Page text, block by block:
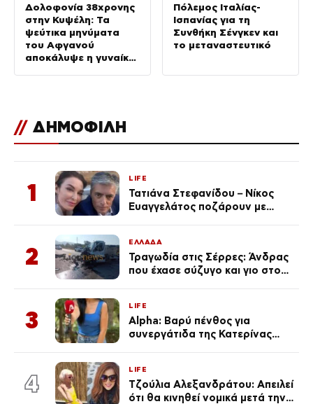
Δολοφονία 38χρονης
στην Κυψέλη: Τα
ψεύτικα μηνύματα
του Αφγανού
αποκάλυψε η γυναίκα
Πόλεμος Ιταλίας-
Ισπανίας για τη
Συνθήκη Σένγκεν και
το μεταναστευτικό
// ΔΗΜΟΦΙΛΗ
1
LIFE
Τατιάνα Στεφανίδου – Νίκος
Ευαγγελάτος ποζάρουν με
2
ΕΛΛΑΔΑ
Τραγωδία στις Σέρρες: Άνδρας
που έχασε σύζυγο και γιο στο
3
LIFE
Alpha: Βαρύ πένθος για
συνεργάτιδα της Κατερίνας
του Θεού»
4
LIFE
Τζούλια Αλεξανδράτου: Απειλεί
ότι θα κινηθεί νομικά μετά την